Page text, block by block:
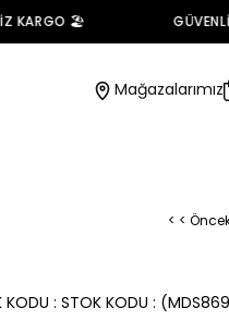
KARGO 🏖️ GÜVENLİ
Mağazalarımız
< <
KODU STOK KODU